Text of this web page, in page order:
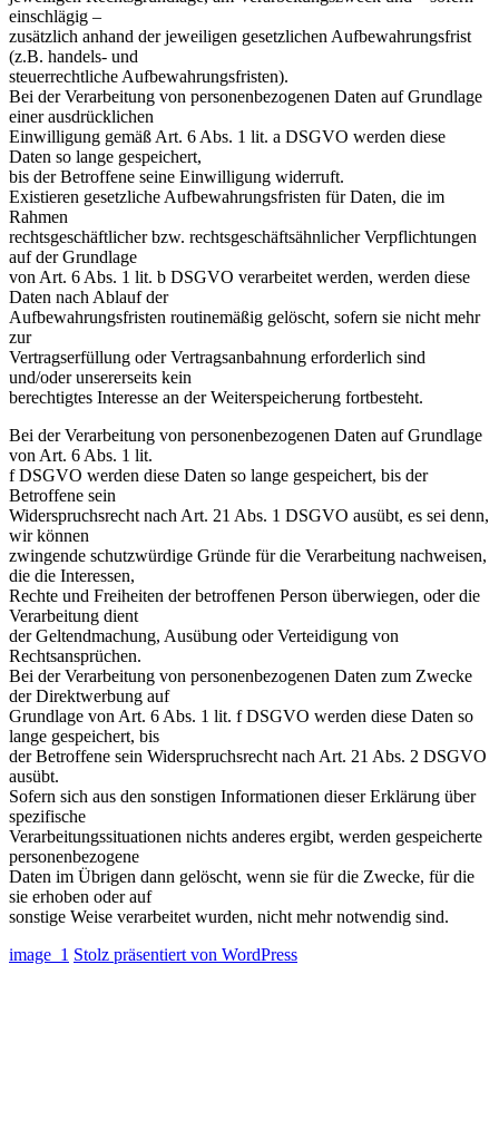
einschlägig –
zusätzlich anhand der jeweiligen gesetzlichen Aufbewahrungsfrist
(z.B. handels- und
steuerrechtliche Aufbewahrungsfristen).
Bei der Verarbeitung von personenbezogenen Daten auf Grundlage
einer ausdrücklichen
Einwilligung gemäß Art. 6 Abs. 1 lit. a DSGVO werden diese
Daten so lange gespeichert,
bis der Betroffene seine Einwilligung widerruft.
Existieren gesetzliche Aufbewahrungsfristen für Daten, die im
Rahmen
rechtsgeschäftlicher bzw. rechtsgeschäftsähnlicher Verpflichtungen
auf der Grundlage
von Art. 6 Abs. 1 lit. b DSGVO verarbeitet werden, werden diese
Daten nach Ablauf der
Aufbewahrungsfristen routinemäßig gelöscht, sofern sie nicht mehr
zur
Vertragserfüllung oder Vertragsanbahnung erforderlich sind
und/oder unsererseits kein
berechtigtes Interesse an der Weiterspeicherung fortbesteht.
Bei der Verarbeitung von personenbezogenen Daten auf Grundlage
von Art. 6 Abs. 1 lit.
f DSGVO werden diese Daten so lange gespeichert, bis der
Betroffene sein
Widerspruchsrecht nach Art. 21 Abs. 1 DSGVO ausübt, es sei denn,
wir können
zwingende schutzwürdige Gründe für die Verarbeitung nachweisen,
die die Interessen,
Rechte und Freiheiten der betroffenen Person überwiegen, oder die
Verarbeitung dient
der Geltendmachung, Ausübung oder Verteidigung von
Rechtsansprüchen.
Bei der Verarbeitung von personenbezogenen Daten zum Zwecke
der Direktwerbung auf
Grundlage von Art. 6 Abs. 1 lit. f DSGVO werden diese Daten so
lange gespeichert, bis
der Betroffene sein Widerspruchsrecht nach Art. 21 Abs. 2 DSGVO
ausübt.
Sofern sich aus den sonstigen Informationen dieser Erklärung über
spezifische
Verarbeitungssituationen nichts anderes ergibt, werden gespeicherte
personenbezogene
Daten im Übrigen dann gelöscht, wenn sie für die Zwecke, für die
sie erhoben oder auf
sonstige Weise verarbeitet wurden, nicht mehr notwendig sind.
image_1 Stolz präsentiert von WordPress